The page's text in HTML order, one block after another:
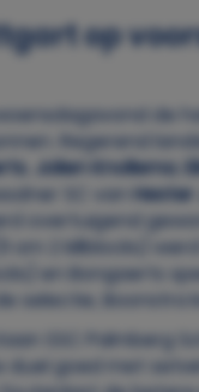
op
de
Regerend
Jolien Knollema,
SC van
overtuigend
om 2 killblocks)
en Bongaerts
selectie, Boonstra
SSC Palmberg
duel goed met